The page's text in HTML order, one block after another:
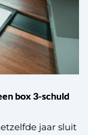
box 3-schuld
jaar sluit